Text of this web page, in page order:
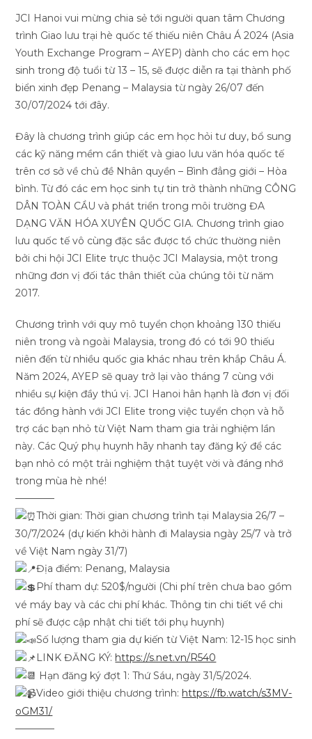
JCI Hanoi vui mừng chia sẻ tới người quan tâm Chương
trình Giao lưu trại hè quốc tế thiếu niên Châu Á 2024 (Asia
Youth Exchange Program – AYEP) dành cho các em học
sinh trong độ tuổi từ 13 – 15, sẽ được diễn ra tại thành phố
biển xinh đẹp Penang – Malaysia từ ngày 26/07 đến
30/07/2024 tới đây.
Đây là chương trình giúp các em học hỏi tư duy, bổ sung
các kỹ năng mềm cần thiết và giao lưu văn hóa quốc tế
trên cơ sở về chủ đề Nhân quyền – Bình đẳng giới – Hòa
bình. Từ đó các em học sinh tự tin trở thành những CÔNG
DÂN TOÀN CẦU và phát triển trong môi trường ĐA
DẠNG VĂN HÓA XUYÊN QUỐC GIA. Chương trình giao
lưu quốc tế vô cùng đặc sắc được tổ chức thường niên
bởi chi hội JCI Elite trực thuộc JCI Malaysia, một trong
những đơn vị đối tác thân thiết của chúng tôi từ năm
2017.
Chương trình với quy mô tuyển chọn khoảng 130 thiếu
niên trong và ngoài Malaysia, trong đó có tới 90 thiếu
niên đến từ nhiều quốc gia khác nhau trên khắp Châu Á.
Năm 2024, AYEP sẽ quay trở lại vào tháng 7 cùng với
nhiều sự kiện đầy thú vị. JCI Hanoi hân hạnh là đơn vị đối
tác đồng hành với JCI Elite trong việc tuyển chọn và hỗ
trợ các bạn nhỏ từ Việt Nam tham gia trải nghiệm lần
này. Các Quý phụ huynh hãy nhanh tay đăng ký để các
bạn nhỏ có một trải nghiệm thật tuyệt vời và đáng nhớ
trong mùa hè nhé!
————
Thời gian: Thời gian chương trình tại Malaysia 26/7 –
30/7/2024 (dự kiến khởi hành đi Malaysia ngày 25/7 và trở
về Việt Nam ngày 31/7)
Địa điểm: Penang, Malaysia
Phí tham dự: 520$/người (Chi phí trên chưa bao gồm
vé máy bay và các chi phí khác. Thông tin chi tiết về chi
phí sẽ được cập nhật chi tiết tới phụ huynh)
Số lượng tham gia dự kiến từ Việt Nam: 12-15 học sinh
LINK ĐĂNG KÝ: https://s.net.vn/R540
Hạn đăng ký đợt 1: Thứ Sáu, ngày 31/5/2024.
Video giới thiệu chương trình: https://fb.watch/s3MV-
oGM31/
————